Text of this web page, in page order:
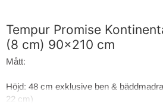
Tempur Promise
(8 cm) 90x210 cm
Mått:
Höjd: 48 cm exklusive ben &
22 cm)